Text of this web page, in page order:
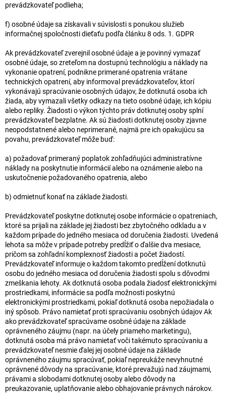
prevádzkovateľ podlieha;
f) osobné údaje sa získavali v súvislosti s ponukou služieb
informačnej spoločnosti dieťaťu podľa článku 8 ods. 1. GDPR
Ak prevádzkovateľ zverejnil osobné údaje a je povinný vymazať
osobné údaje, so zreteľom na dostupnú technológiu a náklady na
vykonanie opatrení, podnikne primerané opatrenia vrátane
technických opatrení, aby informoval prevádzkovateľov, ktorí
vykonávajú spracúvanie osobných údajov, že dotknutá osoba ich
žiada, aby vymazali všetky odkazy na tieto osobné údaje, ich kópiu
alebo repliky. Žiadosti o výkon týchto práv dotknutej osoby splní
prevádzkovateľ bezplatne. Ak sú žiadosti dotknutej osoby zjavne
neopodstatnené alebo neprimerané, najmä pre ich opakujúcu sa
povahu, prevádzkovateľ môže buď:
a) požadovať primeraný poplatok zohľadňujúci administratívne
náklady na poskytnutie informácií alebo na oznámenie alebo na
uskutočnenie požadovaného opatrenia, alebo
b) odmietnuť konať na základe žiadosti.
Prevádzkovateľ poskytne dotknutej osobe informácie o opatreniach,
ktoré sa prijali na základe jej žiadosti bez zbytočného odkladu a v
každom prípade do jedného mesiaca od doručenia žiadosti. Uvedená
lehota sa môže v prípade potreby predĺžiť o ďalšie dva mesiace,
pričom sa zohľadní komplexnosť žiadosti a počet žiadostí.
Prevádzkovateľ informuje o každom takomto predĺžení dotknutú
osobu do jedného mesiaca od doručenia žiadosti spolu s dôvodmi
zmeškania lehoty. Ak dotknutá osoba podala žiadosť elektronickými
prostriedkami, informácie sa podľa možnosti poskytnú
elektronickými prostriedkami, pokiaľ dotknutá osoba nepožiadala o
iný spôsob. Právo namietať proti spracúvaniu osobných údajov Ak
ako prevádzkovateľ spracúvame osobné údaje na základe
oprávneného záujmu (napr. na účely priameho marketingu),
dotknutá osoba má právo namietať voči takémuto spracúvaniu a
prevádzkovateľ nesmie ďalej jej osobné údaje na základe
oprávneného záujmu spracúvať, pokiaľ nepreukáže nevyhnutné
oprávnené dôvody na spracúvanie, ktoré prevažujú nad záujmami,
právami a slobodami dotknutej osoby alebo dôvody na
preukazovanie, uplatňovanie alebo obhajovanie právnych nárokov.